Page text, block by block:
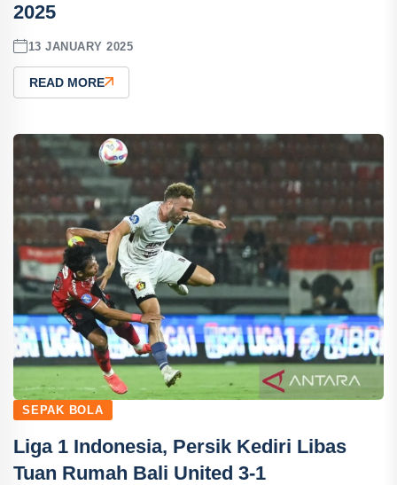
2025
13 JANUARY 2025
READ MORE
SEPAK BOLA
Liga 1 Indonesia, Persik Kediri Libas
Tuan Rumah Bali United 3-1